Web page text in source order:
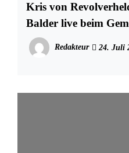
Kris von
Balder live beim
Redakteur 24. Juli